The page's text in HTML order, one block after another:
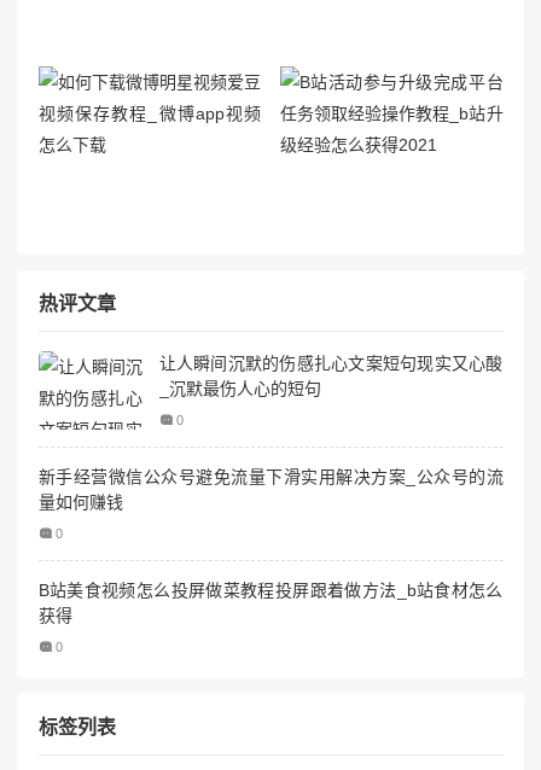
热评文章
让人瞬间沉默的伤感扎心文案短句现实又心酸
_沉默最伤人心的短句
0
新手经营微信公众号避免流量下滑实用解决方案_公众号的流
量如何赚钱
0
B站美食视频怎么投屏做菜教程投屏跟着做方法_b站食材怎么
获得
0
标签列表